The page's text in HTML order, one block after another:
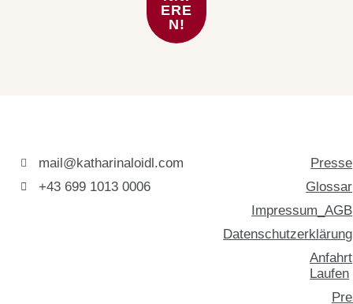
mail@katharinaloidl.com
+43 699 1013 0006
Presse
Glossar
Impressum_AGB
Datenschutzerklärung
Anfahrt
Laufen